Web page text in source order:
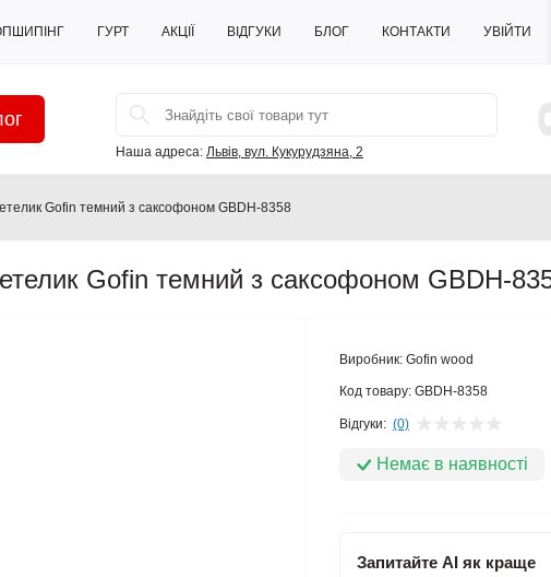
ГУРТ АКЦІЇ ВІДГУКИ БЛОГ КОНТАКТИ УВІЙТИ
Наша адреса: Львів, вул. Кукурудзяна, 2
Gofin темний з саксофоном GBDH-8358
Gofin темний з саксофоном GBDH-
Виробник: Gofin wood
Код товару: GBDH-8358
Відгуки: (0)
Немає в наявності
Запитайте AI як краще